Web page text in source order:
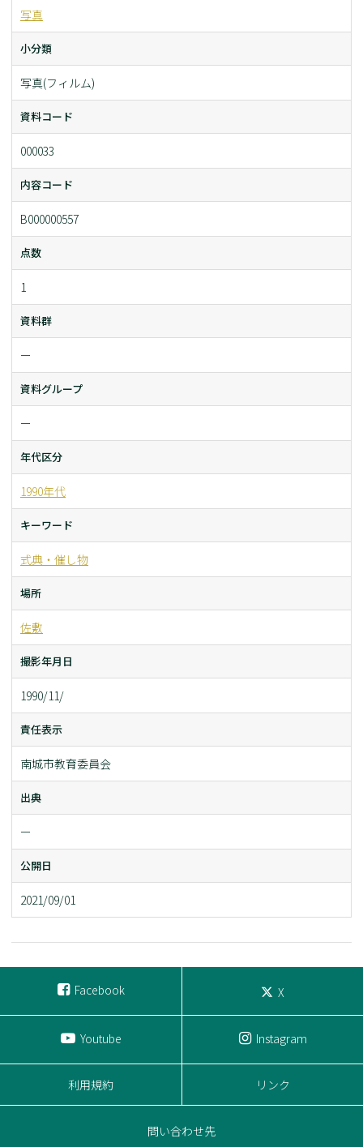
写真
小分類
写真(フィルム)
資料コード
000033
内容コード
B000000557
点数
1
資料群
ー
資料グループ
ー
年代区分
1990年代
キーワード
式典・催し物
場所
佐敷
撮影年月日
1990/11/
責任表示
南城市教育委員会
出典
ー
公開日
2021/09/01
Facebook X
Youtube Instagram
利用規約 リンク
問い合わせ先